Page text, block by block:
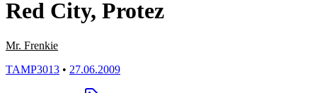
Red City, Protez
Mr. Frenkie
TAMP3013 • 27.06.2009